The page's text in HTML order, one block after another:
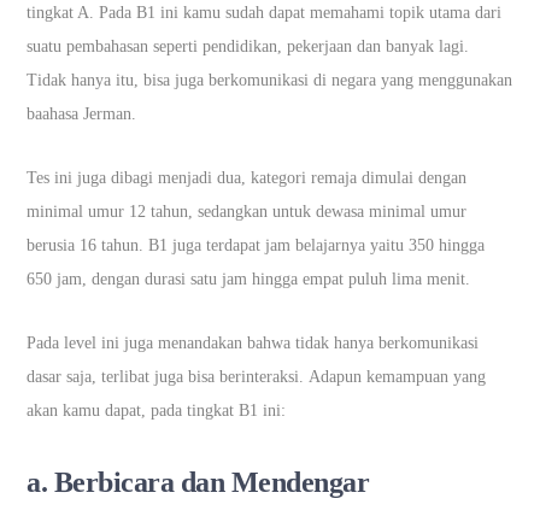
tingkat A. Pada B1 ini kamu sudah dapat memahami topik utama dari
suatu pembahasan seperti pendidikan, pekerjaan dan banyak lagi.
Tidak hanya itu, bisa juga berkomunikasi di negara yang menggunakan
baahasa Jerman.
Tes ini juga dibagi menjadi dua, kategori remaja dimulai dengan
minimal umur 12 tahun, sedangkan untuk dewasa minimal umur
berusia 16 tahun. B1 juga terdapat jam belajarnya yaitu 350 hingga
650 jam, dengan durasi satu jam hingga empat puluh lima menit.
Pada level ini juga menandakan bahwa tidak hanya berkomunikasi
dasar saja, terlibat juga bisa berinteraksi. Adapun kemampuan yang
akan kamu dapat, pada tingkat B1 ini:
a. Berbicara dan Mendengar